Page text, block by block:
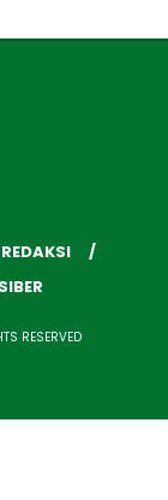
REDAKSI
RESERVED